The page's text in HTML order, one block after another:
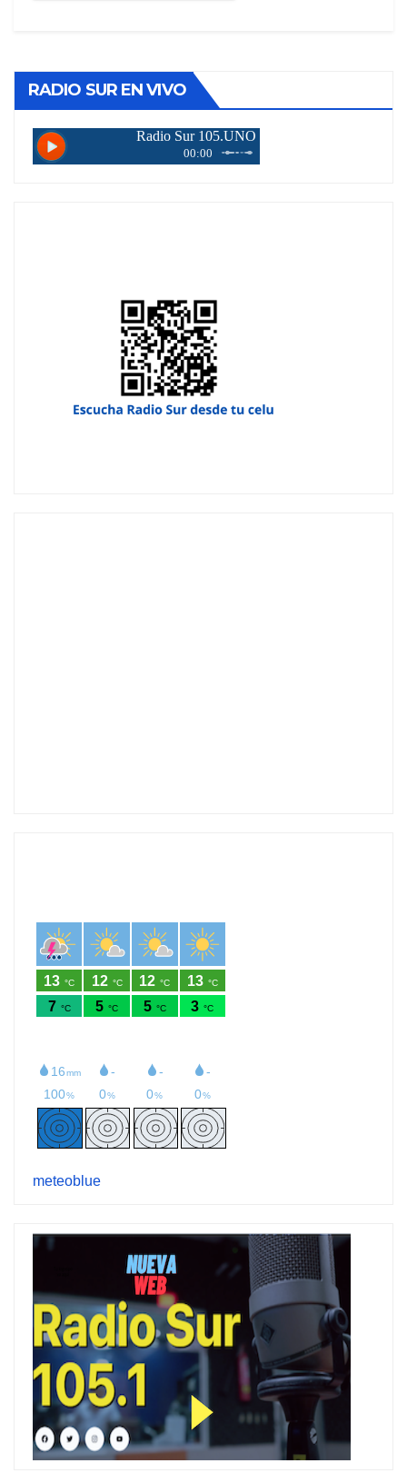
RADIO SUR EN VIVO
meteoblue